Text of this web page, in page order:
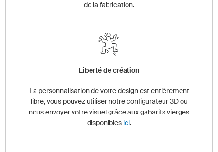
de la fabrication.
Liberté de création
La personnalisation de votre design est entièrement
libre, vous pouvez utiliser notre configurateur 3D ou
nous envoyer votre visuel grâce aux gabarits vierges
disponibles ici.